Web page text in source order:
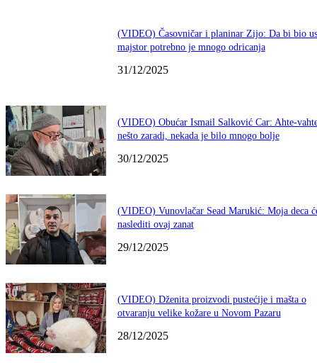
(VIDEO) Časovničar i planinar Zijo: Da bi bio
majstor potrebno je mnogo odricanja
31/12/2025
(VIDEO) Obućar Ismail Salković Car: Ahte-
nešto zaradi, nekada je bilo mnogo bolje
30/12/2025
(VIDEO) Vunovlačar Sead Marukić: Moja deca
naslediti ovaj zanat
29/12/2025
(VIDEO) Dženita proizvodi pustećije i mašta o
otvaranju velike kožare u Novom Pazaru
28/12/2025